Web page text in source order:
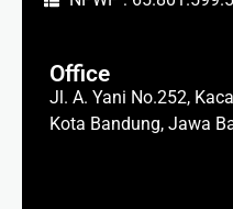
Office
Jl. A. Yani No.252,
Kota Bandung, Jawa